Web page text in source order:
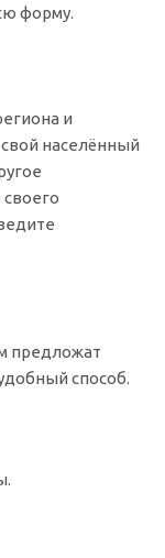
форму.
и
населённый
предложат
способ.